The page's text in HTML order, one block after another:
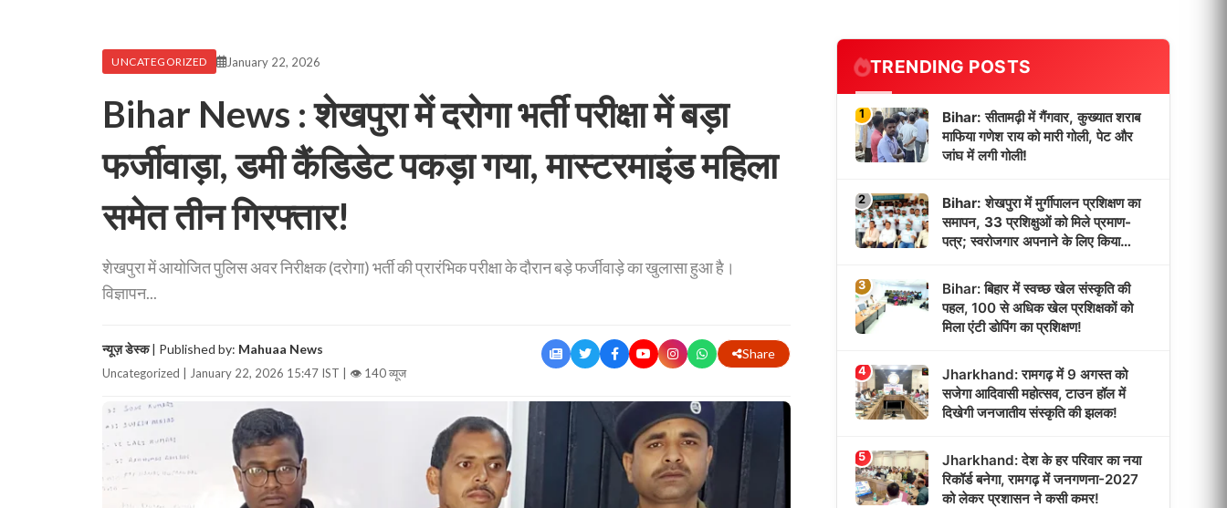
UNCATEGORIZED January 22, 2026
Bihar News : शेखपुरा में दरोगा भर्ती परीक्षा में बड़ा
फर्जीवाड़ा, डमी कैंडिडेट पकड़ा गया, मास्टरमाइंड महिला
समेत तीन गिरफ्तार!
शेखपुरा में आयोजित पुलिस अवर निरीक्षक (दरोगा) भर्ती की प्रारंभिक परीक्षा के दौरान बड़े फर्जीवाड़े का खुलासा हुआ है।
विज्ञापन...
न्यूज़ डेस्क| Published by: Mahuaa News
Uncategorized | January 22, 2026 15:47 IST | 👁 140 व्यूज
Share
TRENDING POSTS
1
Bihar: सीतामढ़ी में गैंगवार, कुख्यात शराब
माफिया गणेश राय को मारी गोली, पेट और
जांघ में लगी गोली!
2
Bihar: शेखपुरा में मुर्गीपालन प्रशिक्षण का
समापन, 33 प्रशिक्षुओं को मिले प्रमाण-
पत्र; स्वरोजगार अपनाने के लिए किया
3
Bihar: बिहार में स्वच्छ खेल संस्कृति की
पहल, 100 से अधिक खेल प्रशिक्षकों को
मिला एंटी डोपिंग का प्रशिक्षण!
4
Jharkhand: रामगढ़ में 9 अगस्त को
सजेगा आदिवासी महोत्सव, टाउन हॉल में
दिखेगी जनजातीय संस्कृति की झलक!
5
Jharkhand: देश के हर परिवार का नया
रिकॉर्ड बनेगा, रामगढ़ में जनगणना-2027
को लेकर प्रशासन ने कसी कमर!